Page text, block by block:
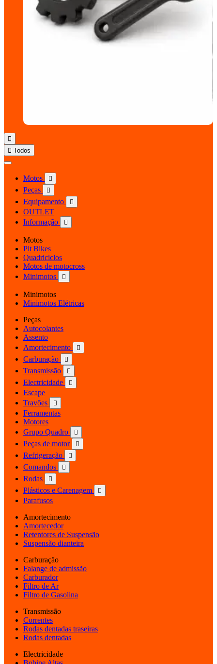

 Todos
Motos 
Peças 
Equipamento 
OUTLET
Informação

Motos
Pit Bikes
Quadriciclos
Motos de motocross
Minimotos

Minimotos
Minimotos Elétricas
Peças
Autocolantes
Assento
Amortecimento

Carburação 
Transmissão 
Electricidade 
Escape
Travões

Ferramentas
Motores
Grupo Quadro

Peças de motor 
Refrigeração 
Comandos 
Rodas 
Plásticos e Carenagem 
Parafusos
Amortecimento
Amortecedor
Retentores de Suspensão
Suspensão dianteira
Carburação
Falange de admissão
Carburador
Filtro de Ar
Filtro de Gasolina
Transmissão
Correntes
Rodas dentadas traseiras
Rodas dentadas
Electricidade